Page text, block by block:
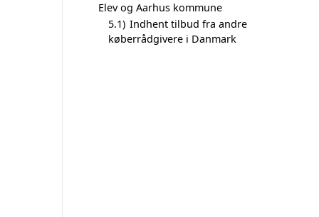
Elev og Aarhus kommune
5.1) Indhent tilbud fra andre
køberrådgivere i Danmark